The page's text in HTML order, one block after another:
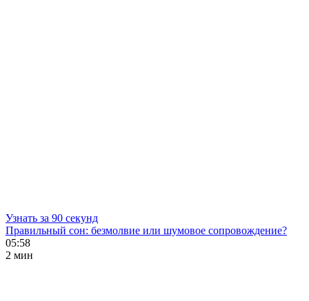
Узнать за 90 секунд
Правильный сон: безмолвие или шумовое сопровождение?
05:58
2 мин